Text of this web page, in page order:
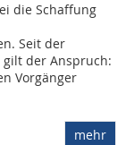
die Schaffung
Seit der
der Anspruch:
Vorgänger
mehr